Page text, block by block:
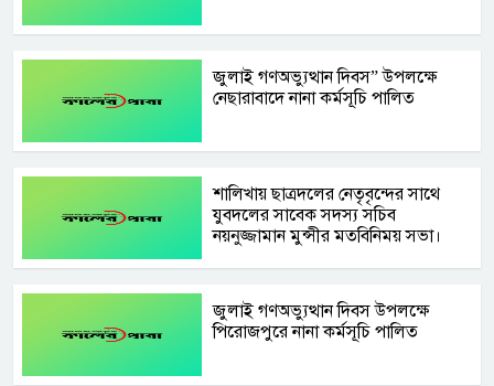
জুলাই গণঅভ্যুত্থান দিবস” উপলক্ষে
নেছারাবাদে নানা কর্মসূচি পালিত
শালিখায় ছাত্রদলের নেতৃবৃন্দের সাথে
যুবদলের সাবেক সদস্য সচিব
নয়নুজ্জামান মুন্সীর মতবিনিময় সভা।
জুলাই গণঅভ্যুত্থান দিবস উপলক্ষে
পিরোজপুরে নানা কর্মসূচি পালিত